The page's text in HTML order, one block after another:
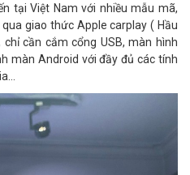
tại Việt Nam với nhiều mẫu mã,
giao thức Apple carplay ( Hầu
cần cắm cổng USB, màn hình
màn Android với đầy đủ các tính